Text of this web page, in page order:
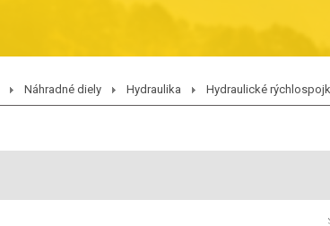
Náhradné diely Hydraulika Hydraulické